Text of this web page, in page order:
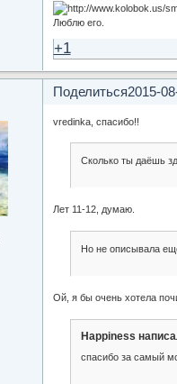
Люблю его.
+1
Поделиться2015-
vredinka, спасибо!!
Сколько ты даёшь
Лет 11-12, думаю.
Но не описывала
Ой, я бы очень хотела
Happiness
спасибо за самый